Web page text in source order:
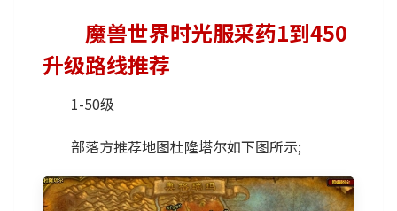
魔兽世界时光服采药1到450
升级路线推荐
1-50级
部落方推荐地图杜隆塔尔如下图所示;